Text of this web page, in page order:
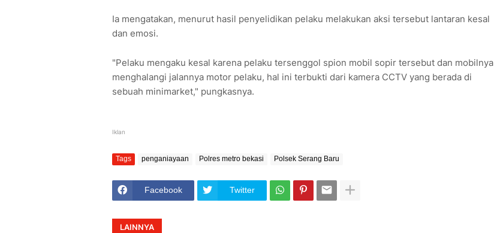
Ia mengatakan, menurut hasil penyelidikan pelaku melakukan aksi tersebut lantaran kesal
dan emosi.
"Pelaku mengaku kesal karena pelaku tersenggol spion mobil sopir tersebut dan mobilnya
menghalangi jalannya motor pelaku, hal ini terbukti dari kamera CCTV yang berada di
sebuah minimarket," pungkasnya.
Iklan
Tags penganiayaan Polres metro bekasi Polsek Serang Baru
Facebook Twitter
LAINNYA